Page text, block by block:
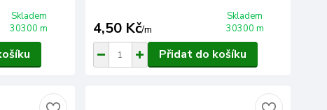
Skladem
30300 m
4,50 Kč/m
Skladem
30300 m
Přidat do košíku